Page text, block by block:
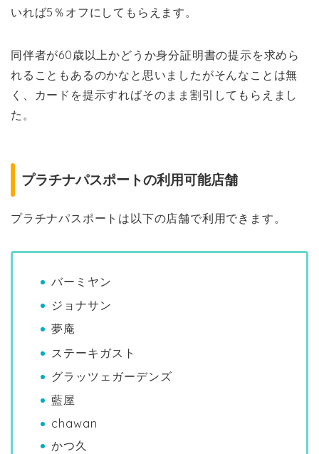
いれば5％オフにしてもらえます。
同伴者が60歳以上かどうか身分証明書の提示を求めら
れることもあるのかなと思いましたがそんなことは無
く、カードを提示すればそのまま割引してもらえまし
た。
プラチナパスポートの利用可能店舗
プラチナパスポートは以下の店舗で利用できます。
バーミヤン
ジョナサン
夢庵
ステーキガスト
グラッツェガーデンズ
藍屋
chawan
かつ久